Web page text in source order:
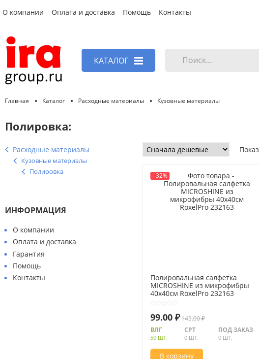
О компании Оплата и доставка Помощь Контакты
КАТАЛОГ
Главная Каталог Расходные материалы Кузовные материалы
Полировка:
Расходные материалы
Кузовные материалы
Полировка
ИНФОРМАЦИЯ
О компании
Оплата и доставка
Гарантия
Помощь
Контакты
-32%
Полировальная салфетка
MICROSHINE из микрофибры
40х40см RoxelPro 232163
99.00 ₽145.00 ₽
ВЛГ
50 ШТ.
СРТ
0 ШТ.
ПОД ЗАКАЗ
0 ШТ.
В корзину